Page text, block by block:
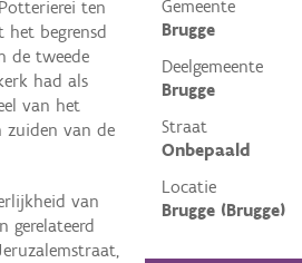
Gemeente
Brugge
Deelgemeente
Brugge
Straat
Onbepaald
Locatie
Brugge (Brugge)
ten
begrensd
de tweede
had als
van het
zuiden van de
van
gerelateerd